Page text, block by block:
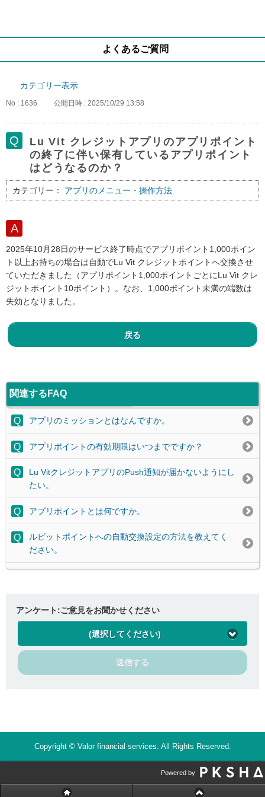
よくあるご質問
カテゴリー表示
No : 1636 公開日時 : 2025/10/29 13:58
Lu Vit クレジットアプリのアプリポイント
の終了に伴い保有しているアプリポイント
はどうなるのか？
カテゴリー： アプリのメニュー・操作方法
2025年10月28日のサービス終了時点でアプリポイント1,000ポイン
ト以上お持ちの場合は自動でLu Vit クレジットポイントへ交換させ
ていただきました（アプリポイント1,000ポイントごとにLu Vit クレ
ジットポイント10ポイント）。なお、1,000ポイント未満の端数は
失効となりました。
戻る
関連するFAQ
アプリのミッションとはなんですか。
アプリポイントの有効期限はいつまでですか？
Lu VitクレジットアプリのPush通知が届かないようにし
たい。
アプリポイントとは何ですか。
ルビットポイントへの自動交換設定の方法を教えてく
ださい。
アンケート:ご意見をお聞かせください
(選択してください)
送信する
Copyright © Valor financial services. All Rights Reserved.
Powered by